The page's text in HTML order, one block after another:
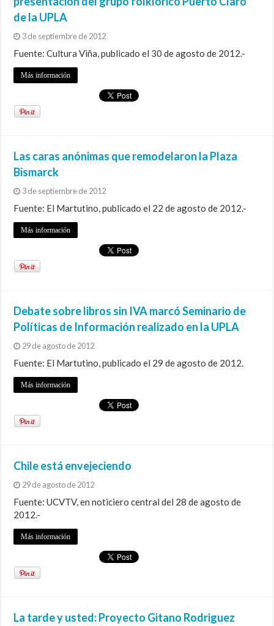
de la UPLA
3 de septiembre de 2012
Fuente: Cultura Viña, publicado el 30 de agosto de 2012.-
Más información
Las caras anónimas que remodelaron la Plaza
Bismarck
3 de septiembre de 2012
Fuente: El Martutino, publicado el 22 de agosto de 2012.-
Más información
Debate sobre libros sin IVA marcó Seminario de
Políticas de Información realizado en la UPLA
29 de agosto de 2012
Fuente: El Martutino, publicado el 29 de agosto de 2012.
Más información
Chile está envejeciendo
29 de agosto de 2012
Fuente: UCVTV, en noticiero central del 28 de agosto de
2012.-
Más información
La tarde y usted: Proyecto Gitano Rodriguez